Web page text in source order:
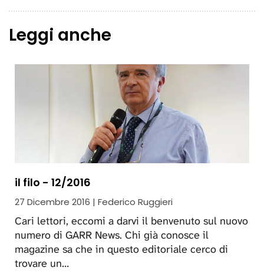
Leggi anche
il filo - 12/2016
27 Dicembre 2016 | Federico Ruggieri
Cari lettori, eccomi a darvi il benvenuto sul nuovo
numero di GARR News. Chi già conosce il
magazine sa che in questo editoriale cerco di
trovare un…